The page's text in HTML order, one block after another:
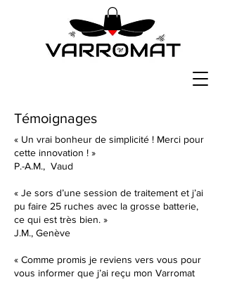
Témoignages
« Un vrai bonheur de simplicité ! Merci pour
cette innovation ! »
P.-A.M., Vaud
« Je sors d’une session de traitement et j’ai
pu faire 25 ruches avec la grosse batterie,
ce qui est très bien. »
J.M., Genève
« Comme promis je reviens vers vous pour
vous informer que j’ai reçu mon Varromat